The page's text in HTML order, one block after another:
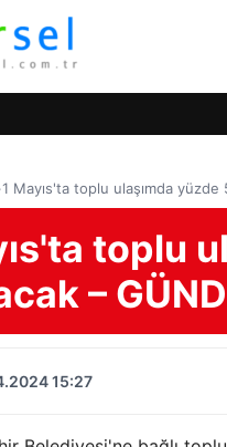
1 Mayıs'ta toplu ulaşımda yüzde
toplu
–
15:27